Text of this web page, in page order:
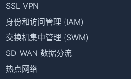
SSL VPN
身份和访问管理 (IAM)
交换机集中管理 (SWM)
SD-WAN 数据分流
热点网络